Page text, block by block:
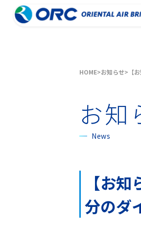
HOME お知らせ 【
お知
News
【お
分のダ